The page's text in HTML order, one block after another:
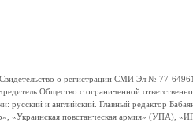
о регистрации СМИ Эл № 77-
Общество с ограниченной
русский и английский. Главный редактор
«Украинская повстанческая армия»